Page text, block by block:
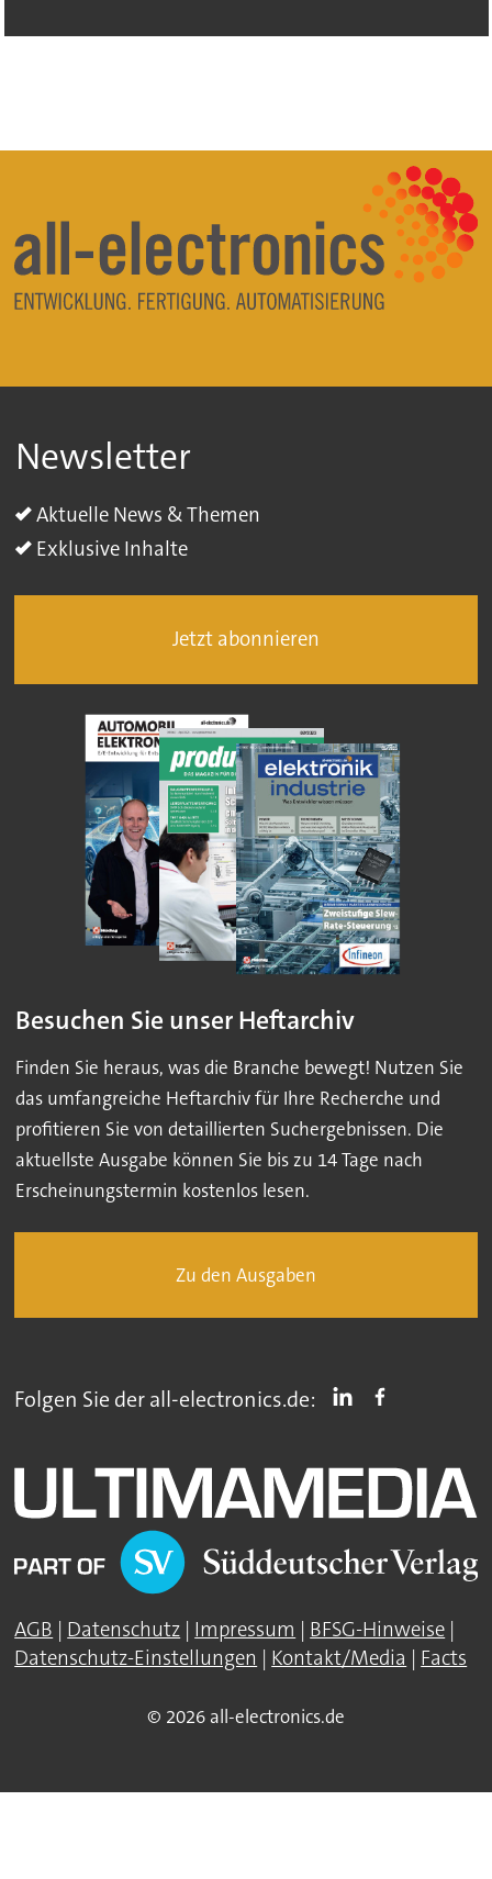
Newsletter
Aktuelle News & Themen
Exklusive Inhalte
Jetzt abonnieren
Besuchen Sie unser Heftarchiv
Finden Sie heraus, was die Branche bewegt! Nutzen Sie
das umfangreiche Heftarchiv für Ihre Recherche und
profitieren Sie von detaillierten Suchergebnissen. Die
aktuellste Ausgabe können Sie bis zu 14 Tage nach
Erscheinungstermin kostenlos lesen.
Zu den Ausgaben
Folgen Sie der all-electronics.de:
AGB | Datenschutz | Impressum | BFSG-Hinweise |
Datenschutz-Einstellungen | Kontakt/Media | Facts
© 2026 all-electronics.de